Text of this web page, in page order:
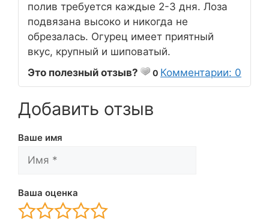
полив требуется каждые 2-3 дня. Лоза
подвязана высоко и никогда не
обрезалась. Огурец имеет приятный
вкус, крупный и шиповатый.
Это полезный отзыв?
0 Комментарии: 0
Добавить отзыв
Ваше имя
Ваша оценка